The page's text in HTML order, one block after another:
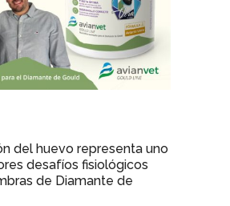
del huevo representa uno
desafíos fisiológicos
de Diamante de